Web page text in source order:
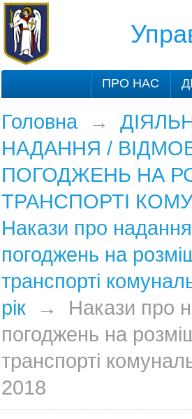
ПРО НАС
Головна→
НАДАННЯ /
ПОГОДЖЕНЬ НА
ТРАНСПОРТІ
Накази про
погоджень на
транспорті
рік→ Накази про
погоджень на
транспорті
2018